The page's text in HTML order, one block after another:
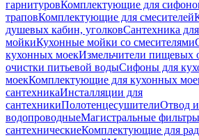
гарнитуровКомплектующие для
траповКомплектующие для смесителей
душевых кабин, уголковСантехника
мойкиКухонные мойки со смесителями
кухонных моекИзмельчители пищевых
очистки питьевой водыСифоны для
моекКомплектующие для кухонных
сантехникаИнсталляции для
сантехникиПолотенцесушителиОтвод
водопроводныеМагистральные
сантехническиеКомплектующие для